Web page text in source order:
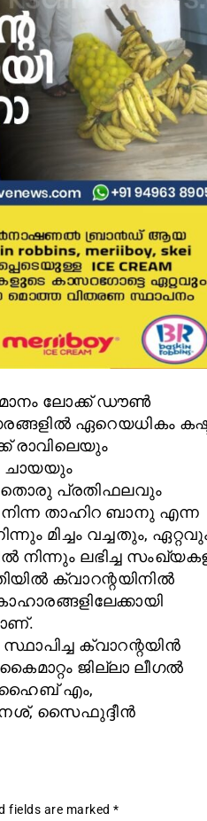
ലോക്ക് ഡൗൺ
ഏറെയധികം
രാവിലെയും
ചായയും
പ്രതിഫലവും
താഹിറ ബാനു എന്ന
മിച്ചം വച്ചതും,
നിന്നും ലഭിച്ച
ക്വാറന്റയിനിൽ
ക്വാറന്റയിൻ
ജില്ലാ ലീഗൽ
എം,
സൈഫുദ്ദീൻ
fields are marked *